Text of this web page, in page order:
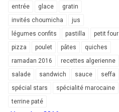
entrée
glace
gratin
invités choumicha
jus
légumes confits
pastilla
petit four
pizza
poulet pâtes
quiches
ramadan 2016
recettes algerienne
salade
sandwich sauce
seffa
spécial stars
spécialité marocaine
terrine paté